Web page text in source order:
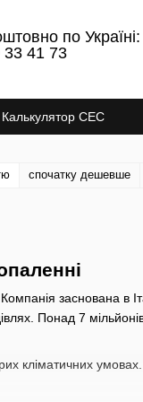
по Україні:
33 41 73
Калькулятор СЕС
спочатку дешевше
заснована в
Понад 7
кліматичних умовах.